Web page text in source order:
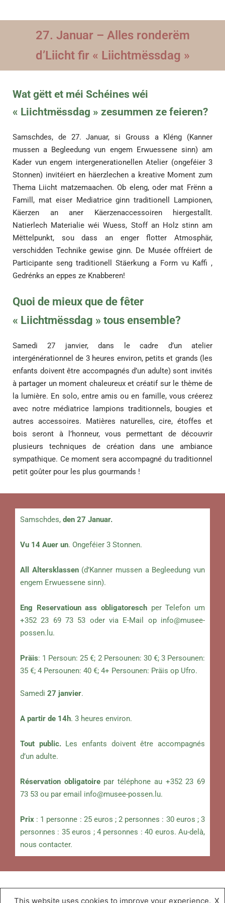
27. Januar – Alles ronderëm
d’Liicht fir « Liichtmëssdag »
Wat gëtt et méi Schéines wéi
« Liichtmëssdag » zesummen ze feieren?
Samschdes, de 27. Januar, si Grouss a Kléng (Kanner
mussen a Begleedung vun engem Erwuessene sinn) am
Kader vun engem intergenerationellen Atelier (ongeféier 3
Stonnen) invitéiert en häerzlechen a kreative Moment zum
Thema Liicht matzemaachen. Ob eleng, oder mat Frënn a
Famill, mat eiser Mediatrice ginn traditionell Lampionen,
Käerzen an aner Käerzenaccessoiren hiergestallt.
Natierlech Materialie wéi Wuess, Stoff an Holz stinn am
Mëttelpunkt, sou dass an enger flotter Atmosphär,
verschidden Technike gewise ginn. De Musée offréiert de
Participante seng traditionell Stäerkung a Form vu Kaffi ,
Gedrénks an eppes ze Knabberen!
Quoi de mieux que de fêter
« Liichtmëssdag » tous ensemble?
Samedi 27 janvier, dans le cadre d’un atelier
intergénérationnel de 3 heures environ, petits et grands (les
enfants doivent être accompagnés d’un adulte) sont invités
à partager un moment chaleureux et créatif sur le thème de
la lumière. En solo, entre amis ou en famille, vous créerez
avec notre médiatrice lampions traditionnels, bougies et
autres accessoires. Matières naturelles, cire, étoffes et
bois seront à l’honneur, vous permettant de découvrir
plusieurs techniques de création dans une ambiance
sympathique. Ce moment sera accompagné du traditionnel
petit goûter pour les plus gourmands !
Samschdes, den 27 Januar.
Vu 14 Auer un. Ongeféier 3 Stonnen.
All Altersklassen(d’Kanner mussen a Begleedung vun
engem Erwuessene sinn).
Eng Reservatioun ass obligatoresch per Telefon um
+352 23 69 73 53 oder via E-Mail op info@musee-
possen.lu.
Präis: 1 Persoun: 25 €; 2 Persounen: 30 €; 3 Persounen:
35 €; 4 Persounen: 40 €; 4+ Persounen: Präis op Ufro.
Samedi 27 janvier.
A partir de 14h. 3 heures environ.
Tout public.Les enfants doivent être accompagnés
d’un adulte.
Réservation obligatoirepar téléphone au +352 23 69
73 53 ou par email info@musee-possen.lu.
Prix : 1 personne : 25 euros ; 2 personnes : 30 euros ; 3
personnes : 35 euros ; 4 personnes : 40 euros. Au-delà,
nous contacter.
This website uses cookies to improve your experience. X